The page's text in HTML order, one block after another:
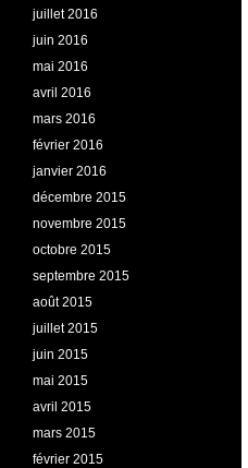
juillet 2016
juin 2016
mai 2016
avril 2016
mars 2016
février 2016
janvier 2016
décembre 2015
novembre 2015
octobre 2015
septembre 2015
août 2015
juillet 2015
juin 2015
mai 2015
avril 2015
mars 2015
février 2015